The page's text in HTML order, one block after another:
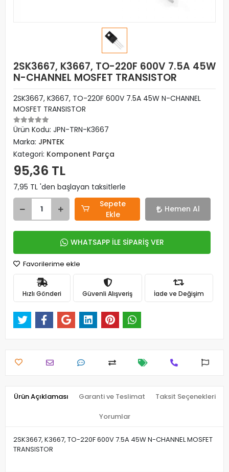
2SK3667, K3667, TO-220F 600V 7.5A 45W
N-CHANNEL MOSFET TRANSISTOR
2SK3667, K3667, TO-220F 600V 7.5A 45W N-CHANNEL
MOSFET TRANSISTOR
Ürün Kodu: JPN-TRN-K3667
Marka: JPNTEK
Kategori: Komponent Parça
95,36 TL
7,95 TL 'den başlayan taksitlerle
Sepete
Ekle
Hemen Al
WHATSAPP İLE SİPARİŞ VER
Favorilerime ekle
Hızlı Gönderi Güvenli Alışveriş İade ve Değişim
Ürün Açıklaması Garanti ve Teslimat Taksit Seçenekleri
Yorumlar
2SK3667, K3667, TO-220F 600V 7.5A 45W N-CHANNEL MOSFET
TRANSISTOR